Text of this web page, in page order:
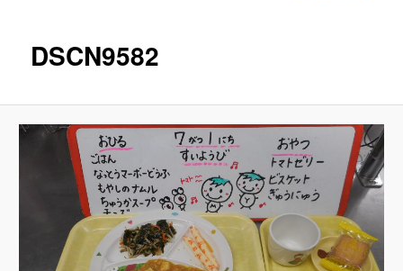
DSCN9582